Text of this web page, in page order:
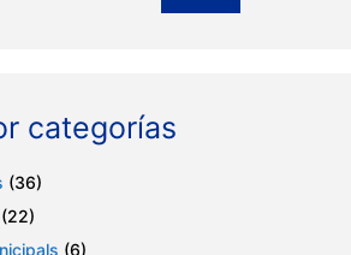
categorías
(36)
(22)
(6)